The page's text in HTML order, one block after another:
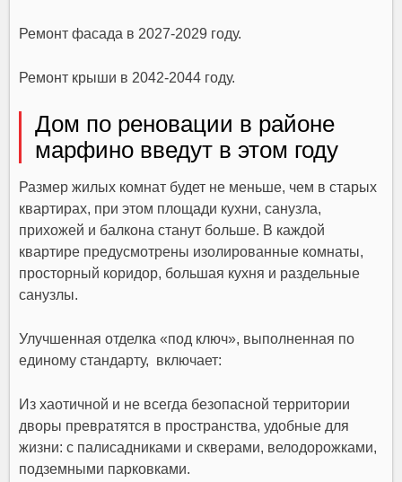
Ремонт фасада в 2027-2029 году.
Ремонт крыши в 2042-2044 году.
Дом по реновации в районе
марфино введут в этом году
Размер жилых комнат будет не меньше, чем в старых
квартирах, при этом площади кухни, санузла,
прихожей и балкона станут больше. В каждой
квартире предусмотрены изолированные комнаты,
просторный коридор, большая кухня и раздельные
санузлы.
Улучшенная отделка «под ключ», выполненная по
единому стандарту, включает:
Из хаотичной и не всегда безопасной территории
дворы превратятся в пространства, удобные для
жизни: с палисадниками и скверами, велодорожками,
подземными парковками.